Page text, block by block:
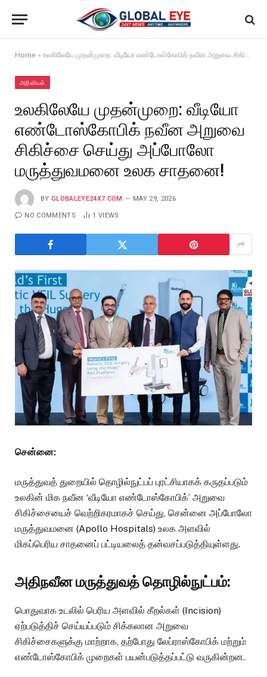
Home » உலகிலேயே முதன்முறை: வீடியோ எண்டோஸ்கோபிக் நவீன அறுவை சிகிச்சை செய்து அப்போலோ மருத்துவமனை உலக சாதனை!
அறிவியல்
உலகிலேயே முதன்முறை: வீடியோ
எண்டோஸ்கோபிக் நவீன அறுவை
சிகிச்சை செய்து அப்போலோ
மருத்துவமனை உலக சாதனை!
BY GLOBALEYE24X7.COM MAY 29, 2026
NO COMMENTS 1 VIEWS
சென்னை:
மருத்துவத் துறையில் தொழில்நுட்பப் புரட்சியாகக் கருதப்படும்
உலகின் மிக நவீன ‘வீடியோ எண்டோஸ்கோபிக்’ அறுவை
சிகிச்சையைச் வெற்றிகரமாகச் செய்து, சென்னை அப்போலோ
மருத்துவமனை (Apollo Hospitals) உலக அளவில்
மிகப்பெரிய சாதனைப் பட்டியலைத் தன்வசப்படுத்தியுள்ளது.
அதிநவீன மருத்துவத் தொழில்நுட்பம்:
பொதுவாக உடலில் பெரிய அளவில் கீறல்கள் (Incision)
ஏற்படுத்திச் செய்யப்படும் சிக்கலான அறுவை
சிகிச்சைகளுக்கு மாற்றாக, தற்போது லேப்ராஸ்கோபிக் மற்றும்
எண்டோஸ்கோபிக் முறைகள் பயன்படுத்தப்பட்டு வருகின்றன.